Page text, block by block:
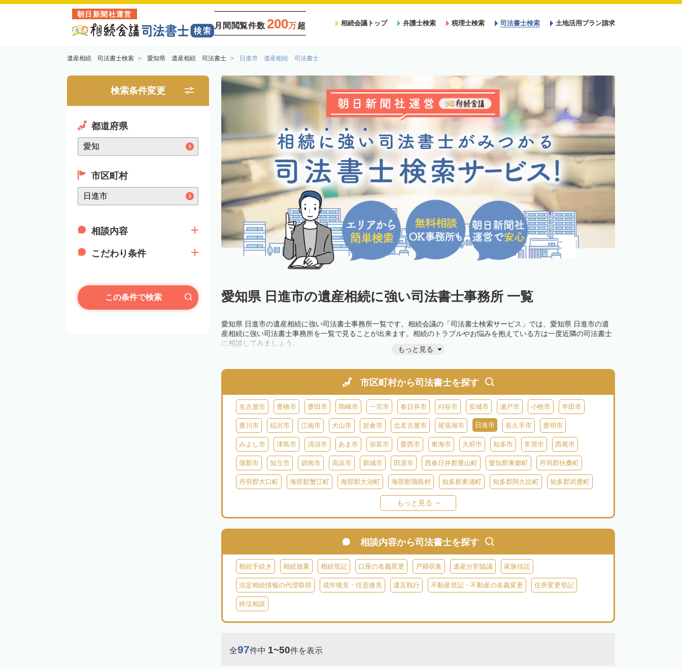
朝日新聞社運営
月間閲覧件数 200万超 相続会議トップ 弁護士検索 税理士検索 司法書士検索 土地活用プラン請求
遺産相続 司法書士検索 愛知県 遺産相続 司法書士 日進市 遺産相続 司法書士
検索条件変更
都道府県
市区町村
相談内容
こだわり条件
この条件で検索 愛知県 日進市の遺産相続に強い司法書士事務所 一覧
愛知県 日進市の遺産相続に強い司法書士事務所一覧です。相続会議の「司法書士検索サービス」では、愛知県 日進市の遺
産相続に強い司法書士事務所を一覧で見ることが出来ます。相続のトラブルやお悩みを抱えている方は一度近隣の司法書士
に相談してみましょう。
もっと見る
市区町村から司法書士を探す
名古屋市 豊橋市 豊田市 岡崎市 一宮市 春日井市 刈谷市 安城市 瀬戸市 小牧市 半田市
豊川市 稲沢市 江南市 犬山市 岩倉市 北名古屋市 尾張旭市 日進市 長久手市 豊明市
みよし市 津島市 清須市 あま市 弥富市 愛西市 東海市 大府市 知多市 常滑市 西尾市
蒲郡市 知立市 碧南市 高浜市 新城市 田原市 西春日井郡豊山町 愛知郡東郷町 丹羽郡扶桑町
丹羽郡大口町 海部郡蟹江町 海部郡大治町 海部郡飛島村 知多郡東浦町 知多郡阿久比町 知多郡武豊町
北設楽郡設楽町
もっと見る
相談内容から司法書士を探す
相続手続き 相続放棄 相続登記 口座の名義変更 戸籍収集 遺産分割協議 家族信託
法定相続情報の代理取得 成年後見・任意後見 遺言執行 不動産登記・不動産の名義変更 住所変更登記
終活相談
全97件中 1~50件を表示